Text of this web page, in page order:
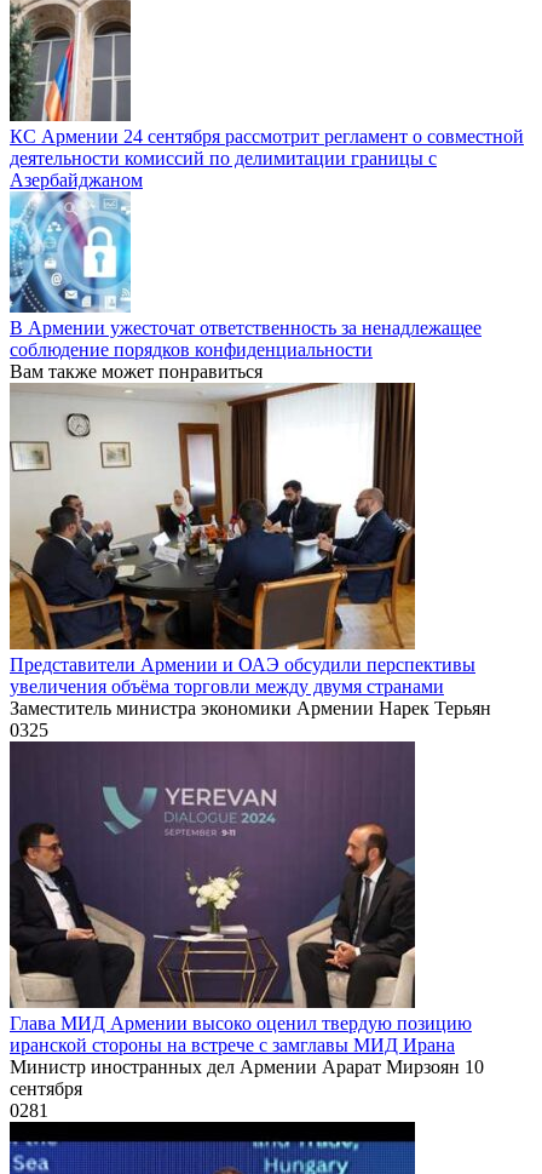
КС Армении 24 сентября рассмотрит регламент о совместной
деятельности комиссий по делимитации границы с
Азербайджаном
В Армении ужесточат ответственность за ненадлежащее
соблюдение порядков конфиденциальности
Вам также может понравиться
Представители Армении и ОАЭ обсудили перспективы
увеличения объёма торговли между двумя странами
Заместитель министра экономики Армении Нарек Терьян
0325
Глава МИД Армении высоко оценил твердую позицию
иранской стороны на встрече с замглавы МИД Ирана
Министр иностранных дел Армении Арарат Мирзоян 10
сентября
0281